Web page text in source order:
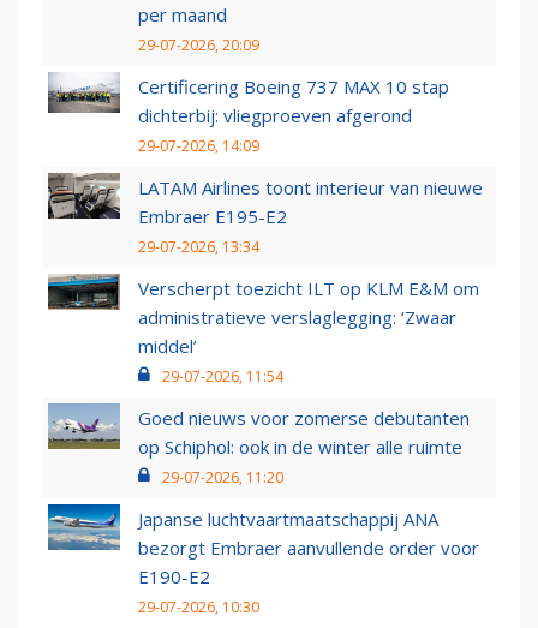
per maand
29-07-2026, 20:09
Certificering Boeing 737 MAX 10 stap
dichterbij: vliegproeven afgerond
29-07-2026, 14:09
LATAM Airlines toont interieur van nieuwe
Embraer E195-E2
29-07-2026, 13:34
Verscherpt toezicht ILT op KLM E&M om
administratieve verslaglegging: ‘Zwaar
middel’
29-07-2026, 11:54
Goed nieuws voor zomerse debutanten
op Schiphol: ook in de winter alle ruimte
29-07-2026, 11:20
Japanse luchtvaartmaatschappij ANA
bezorgt Embraer aanvullende order voor
E190-E2
29-07-2026, 10:30